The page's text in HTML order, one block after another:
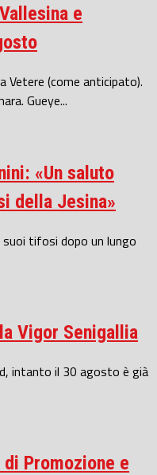
e
Vetere (come anticipato).
Gueye...
«Un saluto
della Jesina»
suoi tifosi dopo un lungo
Vigor Senigallia
intanto il 30 agosto è già
Promozione e